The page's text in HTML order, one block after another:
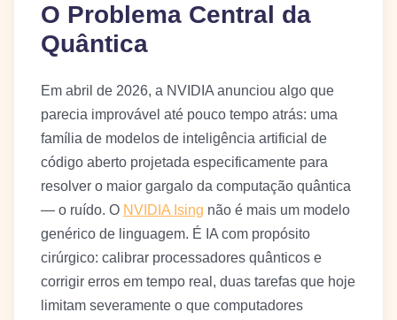
O Problema Central da
Quântica
Em abril de 2026, a NVIDIA anunciou algo que
parecia improvável até pouco tempo atrás: uma
família de modelos de inteligência artificial de
código aberto projetada especificamente para
resolver o maior gargalo da computação quântica
— o ruído. O NVIDIA Ising não é mais um modelo
genérico de linguagem. É IA com propósito
cirúrgico: calibrar processadores quânticos e
corrigir erros em tempo real, duas tarefas que hoje
limitam severamente o que computadores